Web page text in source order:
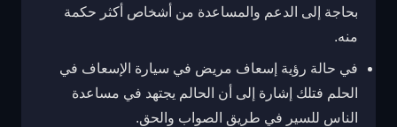
بحاجة إلى الدعم والمساعدة من أشخاص أكثر حكمة
منه.
في حالة رؤية إسعاف مريض في سيارة الإسعاف في
الحلم فتلك إشارة إلى أن الحالم يجتهد في مساعدة
الناس للسير في طريق الصواب والحق.